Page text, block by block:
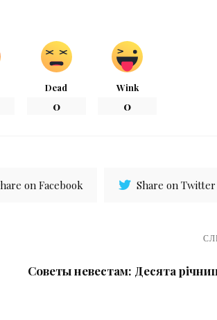
Dead
0
Wink
0
on Facebook Share on Twitter
Советы невестам: Десята